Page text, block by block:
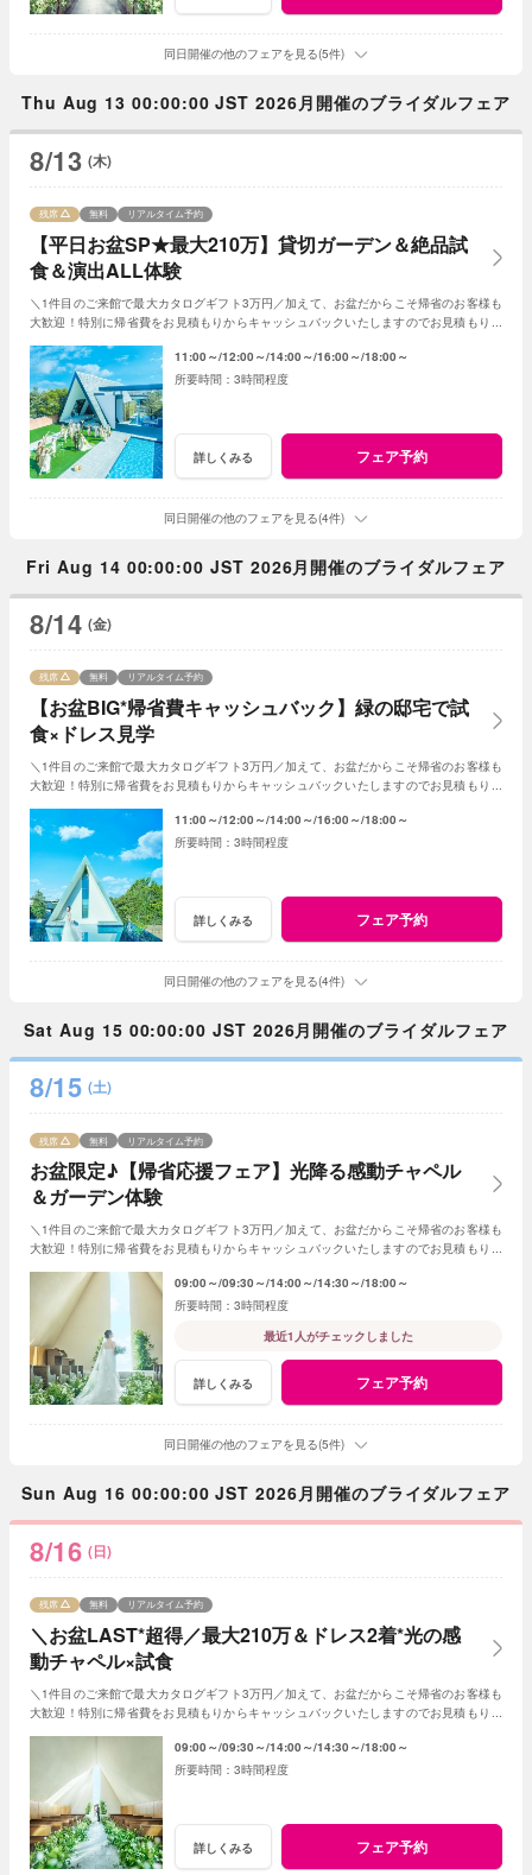
同日開催の他のフェアを見る(5件)
Thu Aug 13 00:00:00 JST 2026月開催のブライダルフェア
8/13 (木)
【平日お盆SP★最大210万】貸切ガーデン＆絶品試
食＆演出ALL体験
残席 無料 リアルタイム予約
＼1件目のご来館で最大カタログギフト3万円／加えて、お盆だからこそ帰省のお客様も
大歓迎！特別に帰省費をお見積もりからキャッシュバックいたしますのでお見積もり作
11:00～ 12:00～ 14:00～ 16:00～ 18:00～
3時間程度
詳しくみる フェア予約
同日開催の他のフェアを見る(4件)
Fri Aug 14 00:00:00 JST 2026月開催のブライダルフェア
8/14 (金)
【お盆BIG*帰省費キャッシュバック】緑の邸宅で試
食×ドレス見学
残席 無料 リアルタイム予約
＼1件目のご来館で最大カタログギフト3万円／加えて、お盆だからこそ帰省のお客様も
大歓迎！特別に帰省費をお見積もりからキャッシュバックいたしますのでお見積もり作
11:00～ 12:00～ 14:00～ 16:00～ 18:00～
3時間程度
詳しくみる フェア予約
同日開催の他のフェアを見る(4件)
Sat Aug 15 00:00:00 JST 2026月開催のブライダルフェア
8/15 (土)
お盆限定♪【帰省応援フェア】光降る感動チャペル
＆ガーデン体験
残席 無料 リアルタイム予約
＼1件目のご来館で最大カタログギフト3万円／加えて、お盆だからこそ帰省のお客様も
大歓迎！特別に帰省費をお見積もりからキャッシュバックいたしますのでお見積もり作
09:00～ 09:30～ 14:00～ 14:30～ 18:00～
3時間程度
最近1人がチェックしました
詳しくみる フェア予約
同日開催の他のフェアを見る(5件)
Sun Aug 16 00:00:00 JST 2026月開催のブライダルフェア
8/16 (日)
＼お盆LAST*超得／最大210万＆ドレス2着*光の感
動チャペル×試食
残席 無料 リアルタイム予約
＼1件目のご来館で最大カタログギフト3万円／加えて、お盆だからこそ帰省のお客様も
大歓迎！特別に帰省費をお見積もりからキャッシュバックいたしますのでお見積もり作
09:00～ 09:30～ 14:00～ 14:30～ 18:00～
3時間程度
詳しくみる フェア予約